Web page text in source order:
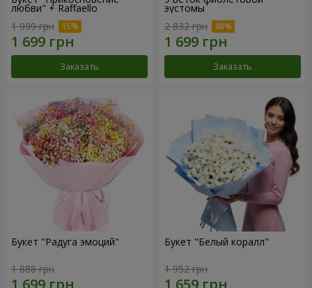
любви" + Raffaello
1 999 грн
Заказать
эустомы
2 832 грн
Заказать
Букет "Радуга эмоций"
1 888 грн
Букет "Белый коралл"
1 952 грн